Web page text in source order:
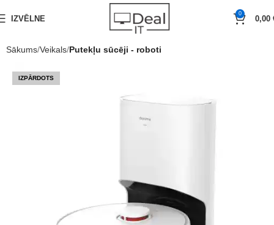
IZVĒLNE
0
0,00
Sākums Veikals Putekļu sūcēji - roboti
IZPĀRDOTS